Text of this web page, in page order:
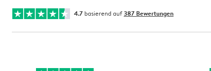
4.7 basierend auf387 Bewertungen